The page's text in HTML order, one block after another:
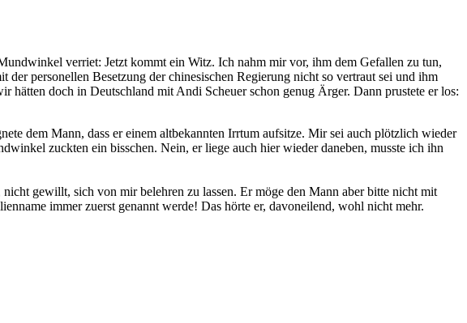
verriet: Jetzt kommt ein Witz. Ich nahm mir vor, ihm dem Gefallen zu tun,
personellen Besetzung der chinesischen Regierung nicht so vertraut sei und ihm
hätten doch in Deutschland mit Andi Scheuer schon genug Ärger. Dann prus­tete er los:
dem Mann, dass er einem altbekannten Irrtum aufsitze. Mir sei auch plötzlich wieder
zuckten ein bisschen. Nein, er liege auch hier wieder daneben, musste ich ihn
gewillt, sich von mir belehren zu lassen. Er möge den Mann aber bitte nicht mit
immer zuerst genannt werde! Das hörte er, davoneilend, wohl nicht mehr.